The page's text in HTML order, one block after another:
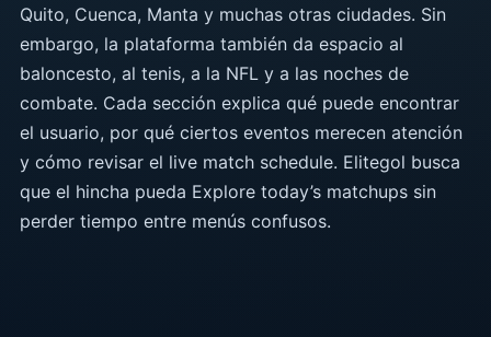
Quito, Cuenca, Manta y muchas otras ciudades. Sin
embargo, la plataforma también da espacio al
baloncesto, al tenis, a la NFL y a las noches de
combate. Cada sección explica qué puede encontrar
el usuario, por qué ciertos eventos merecen atención
y cómo revisar el live match schedule. Elitegol busca
que el hincha pueda Explore today’s matchups sin
perder tiempo entre menús confusos.